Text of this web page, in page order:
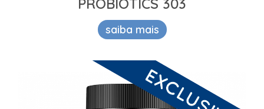
PROBIOTICS 303
saiba mais